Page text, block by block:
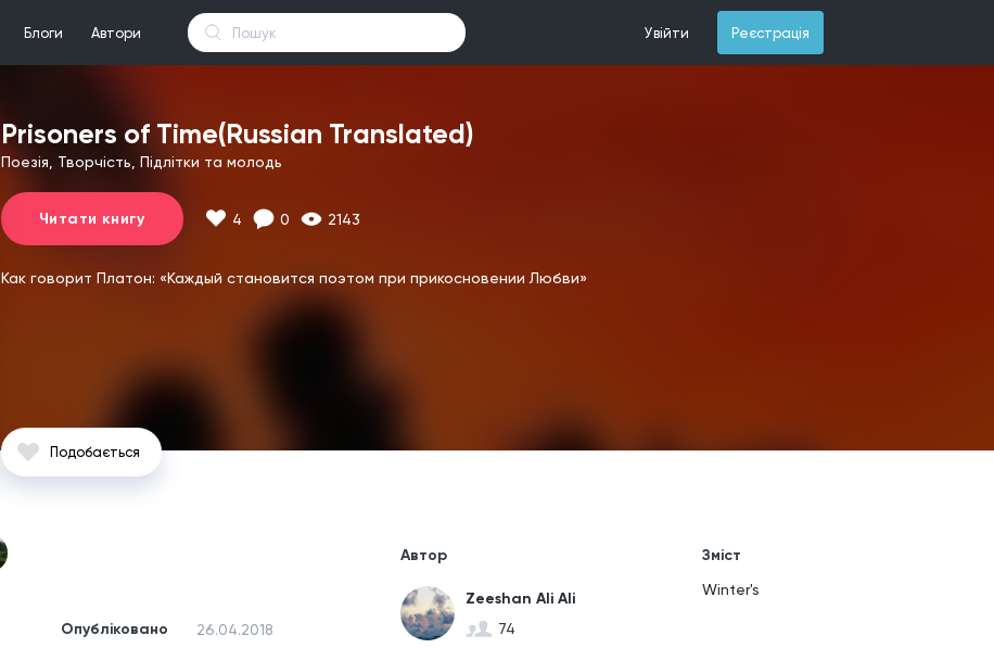
Блоги Автори Увійти Реєстрація
Prisoners of Time(Russian Translated)
Поезія, Творчість, Підлітки та молодь
Читати книгу 4 0 2143
Как говорит Платон: «Каждый становится поэтом при прикосновении Любви»
Подобається
Опубліковано
26.04.2018
Автор
Zeeshan Ali Ali
74
Зміст
Winter's